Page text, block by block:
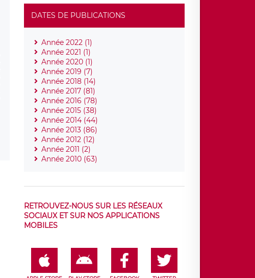
DATES DE PUBLICATIONS
Année 2022 (1)
Année 2021 (1)
Année 2020 (1)
Année 2019 (7)
Année 2018 (14)
Année 2017 (81)
Année 2016 (78)
Année 2015 (38)
Année 2014 (44)
Année 2013 (86)
Année 2012 (12)
Année 2011 (2)
Année 2010 (63)
RETROUVEZ-NOUS SUR LES RÉSEAUX
SOCIAUX ET SUR NOS APPLICATIONS
MOBILES